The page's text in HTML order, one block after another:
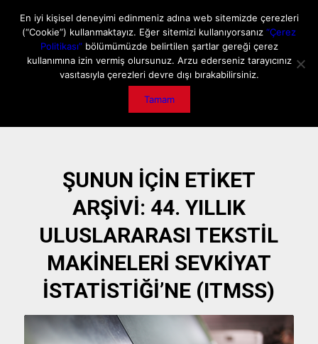
GİZLİLİK POLİTİKASI İLETİŞİM ÖNEMLİ DUYURU
ŞUNUN IÇIN ETIKET
ARŞIVI: 44. YILLIK
ULUSLARARASI TEKSTIL
MAKINELERI SEVKIYAT
İSTATISTIĞI’NE (ITMSS)
En iyi kişisel deneyimi edinmeniz adına web sitemizde çerezleri
(“Cookie”) kullanmaktayız. Eğer sitemizi kullanıyorsanız “Çerez
Politikası”bölümümüzde belirtilen şartlar gereği çerez
kullanımına izin vermiş olursunuz. Arzu ederseniz tarayıcınız
vasıtasıyla çerezleri devre dışı bırakabilirsiniz.
Tamam